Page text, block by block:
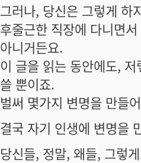
그러나, 당신은 그렇게 하
후줄근한 직장에 다니면
아니거든요.
이 글을 읽는 동안에도,
쓸 뿐이죠.
벌써 몇가지 변명을 만들
결국 자기 인생에 변명을
당신들, 정말, 왜들, 그렇